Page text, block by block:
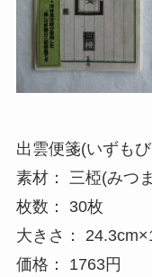
出雲便箋(いずも
素材： 三椏(みつ
枚数： 30枚
大きさ：
価格： 1763円